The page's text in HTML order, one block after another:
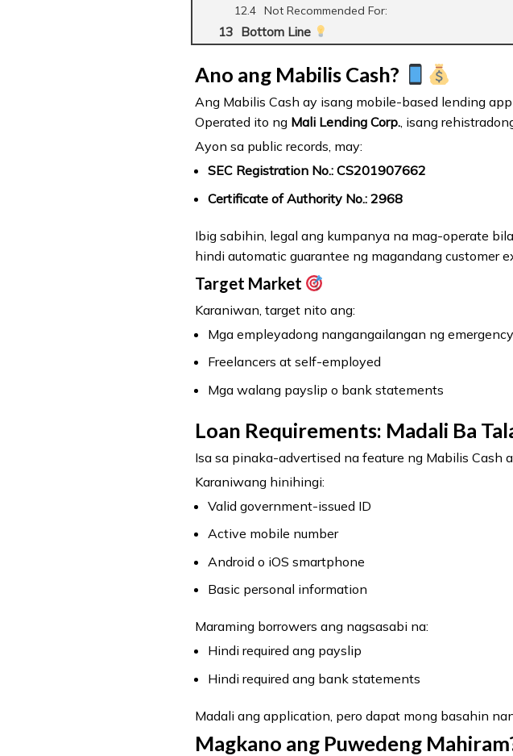
Not Recommended For:
Bottom Line
Ano ang Mabilis Cash?
Ang Mabilis Cash ay isang mobile-based lending
Operated ito ng Mali Lending Corp., isang
Ayon sa public records, may:
SEC Registration No.: CS201907662
Certificate of Authority No.: 2968
Ibig sabihin, legal ang kumpanya na mag-operate
hindi automatic guarantee ng magandang customer
Target Market
Karaniwan, target nito ang:
Mga empleyadong nangangailangan ng
Freelancers at self-employed
Mga walang payslip o bank statements
Loan Requirements: Madali Ba
Isa sa pinaka-advertised na feature ng Mabilis Cash
Karaniwang hinihingi:
Valid government-issued ID
Active mobile number
Android o iOS smartphone
Basic personal information
Maraming borrowers ang nagsasabi na:
Hindi required ang payslip
Hindi required ang bank statements
Madali ang application, pero dapat mong basahin
Magkano ang Puwedeng